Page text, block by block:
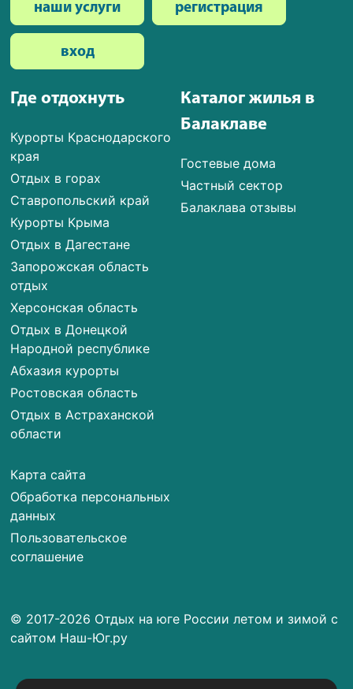
Где отдохнуть
Курорты Краснодарского
края
Отдых в горах
Ставропольский край
Курорты Крыма
Отдых в Дагестане
Запорожская область
отдых
Херсонская область
Отдых в Донецкой
Народной республике
Абхазия курорты
Ростовская область
Отдых в Астраханской
области
Карта сайта
Обработка персональных
данных
Пользовательское
соглашение
Каталог жилья в
Балаклаве
Гостевые дома
Частный сектор
Балаклава отзывы
наши услуги регистрация
вход
© 2017-2026 Отдых на юге России летом и зимой с
сайтом Наш-Юг.ру